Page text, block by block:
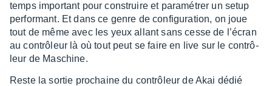
temps impor­tant pour construire et para­mé­trer un setup
perfor­mant. Et dans ce genre de confi­gu­ra­tion, on joue
tout de même avec les yeux allant sans cesse de l’écran
au contrô­leur là où tout peut se faire en live sur le contrô­
leur de Maschine.
Reste la sortie prochaine du contrô­leur de Akai dédié